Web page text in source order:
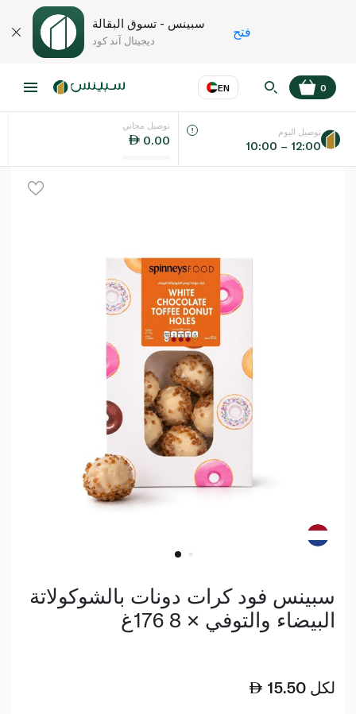
سبينس - تسوق البقالة
ديجيتال آند كود
فتح
EN
اللغة عر
0
توصيل مجاني
0.00
توصيل اليوم
10:00 – 12:00
سبينس فود كرات دونات بالشوكولاتة
البيضاء والتوفي × 8 176غ
15.50 لكل